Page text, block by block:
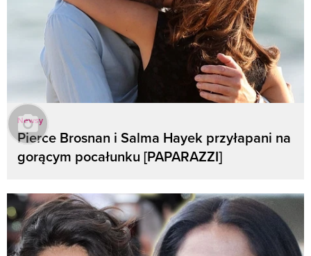
Newsy
Pierce Brosnan i Salma Hayek przyłapani na
gorącym pocałunku [PAPARAZZI]